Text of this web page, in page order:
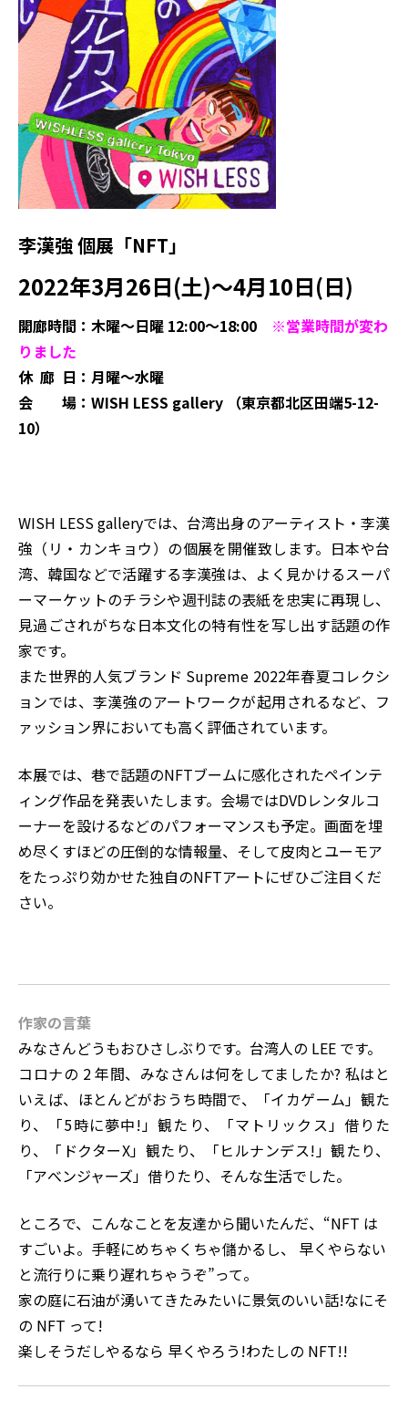
李漢強 個展「NFT」
2022年3月26日(土)～4月10日(日)
開廊時間：木曜〜日曜 12:00～18:00 ※営業時間が変わ
りました
休 廊 日：月曜～水曜
会 場：WISH LESS gallery （東京都北区田端5-12-
10）
WISH LESS galleryでは、台湾出身のアーティスト・李漢
強（リ・カンキョウ）の個展を開催致します。日本や台
湾、韓国などで活躍する李漢強は、よく見かけるスーパ
ーマーケットのチラシや週刊誌の表紙を忠実に再現し、
見過ごされがちな日本文化の特有性を写し出す話題の作
家です。
また世界的人気ブランド Supreme 2022年春夏コレクシ
ョンでは、李漢強のアートワークが起用されるなど、フ
ァッション界においても高く評価されています。
本展では、巷で話題のNFTブームに感化されたペインテ
ィング作品を発表いたします。会場ではDVDレンタルコ
ーナーを設けるなどのパフォーマンスも予定。画面を埋
め尽くすほどの圧倒的な情報量、そして皮肉とユーモア
をたっぷり効かせた独自のNFTアートにぜひご注目くだ
さい。
作家の言葉
みなさんどうもおひさしぶりです。台湾人の LEE です。
コロナの 2 年間、みなさんは何をしてましたか? 私はと
いえば、ほとんどがおうち時間で、「イカゲーム」観た
り、「5時に夢中!」観たり、「マトリックス」借りた
り、「ドクターX」観たり、「ヒルナンデス!」観たり、
「アべンジャーズ」借りたり、そんな生活でした。
ところで、こんなことを友達から聞いたんだ、“NFT は
すごいよ。手軽にめちゃくちゃ儲かるし、 早くやらない
と流行りに乗り遅れちゃうぞ”って。
家の庭に石油が湧いてきたみたいに景気のいい話!なにそ
の NFT って!
楽しそうだしやるなら 早くやろう!わたしの NFT!!